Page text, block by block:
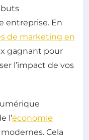
buts
entreprise. En
de marketing en
gagnant pour
l’impact de vos
l’économie
Cela